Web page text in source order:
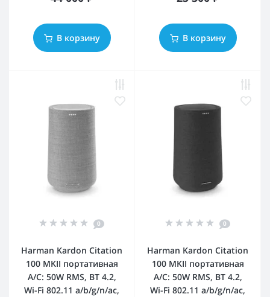
В корзину В корзину
0
Harman Kardon Citation
100 MKII портативная
А/С: 50W RMS, BT 4.2,
Wi-Fi 802.11 a/b/g/n/ac,
0
Harman Kardon Citation
100 MKII портативная
А/С: 50W RMS, BT 4.2,
Wi-Fi 802.11 a/b/g/n/ac,